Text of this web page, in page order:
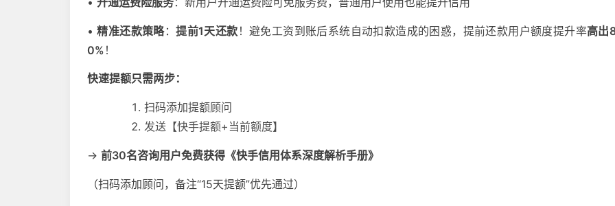
•精准还款策略：提前1天还款 ！避免工资到账后系统自动扣款造成的困惑，提前还款用户额度提升率高出
0% ！
快速提额只需两步：
扫码添加提额顾问
发送【快手提额+当前额度】
→ 前30名咨询用户免费获得《快手信用体系深度解析手册》
（扫码添加顾问，备注“15天提额”优先通过）